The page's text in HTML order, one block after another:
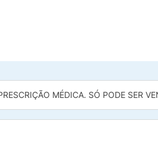
MÉDICA. SÓ PODE SER